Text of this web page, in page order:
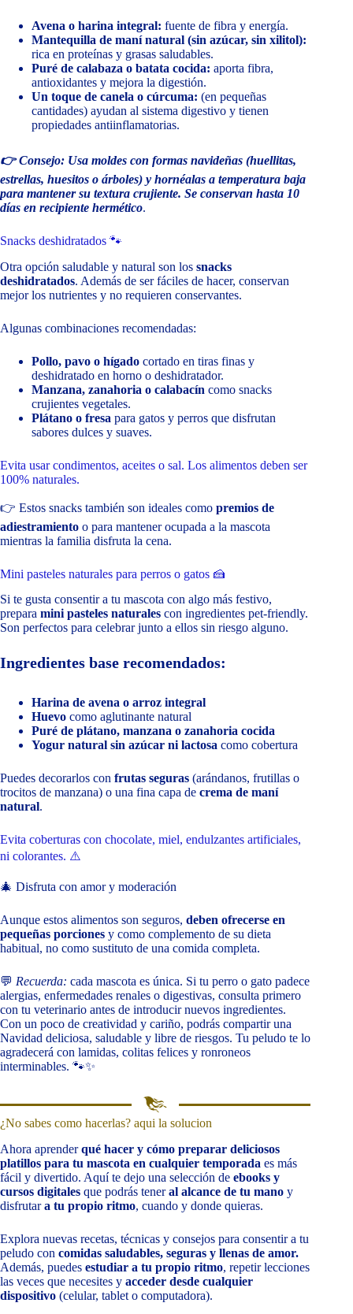
Avena o harina integral: fuente de fibra y energía.
Mantequilla de maní natural (sin azúcar, sin xilitol):
rica en proteínas y grasas saludables.
Puré de calabaza o batata cocida: aporta fibra,
antioxidantes y mejora la digestión.
Un toque de canela o cúrcuma: (en pequeñas
cantidades) ayudan al sistema digestivo y tienen
propiedades antiinflamatorias.
👉 Consejo: Usa moldes con formas navideñas (huellitas,
estrellas, huesitos o árboles) y hornéalas a temperatura baja
para mantener su textura crujiente. Se conservan hasta 10
días en recipiente hermético.
Snacks deshidratados 🐾
Otra opción saludable y natural son los snacks
deshidratados. Además de ser fáciles de hacer, conservan
mejor los nutrientes y no requieren conservantes.
Algunas combinaciones recomendadas:
Pollo, pavo o hígado cortado en tiras finas y
deshidratado en horno o deshidratador.
Manzana, zanahoria o calabacín como snacks
crujientes vegetales.
Plátano o fresa para gatos y perros que disfrutan
sabores dulces y suaves.
Evita usar condimentos, aceites o sal. Los alimentos deben ser
100% naturales.
👉 Estos snacks también son ideales como premios de
adiestramiento o para mantener ocupada a la mascota
mientras la familia disfruta la cena.
Mini pasteles naturales para perros o gatos 🍰
Si te gusta consentir a tu mascota con algo más festivo,
prepara mini pasteles naturales con ingredientes pet-friendly.
Son perfectos para celebrar junto a ellos sin riesgo alguno.
Ingredientes base recomendados:
Harina de avena o arroz integral
Huevo como aglutinante natural
Puré de plátano, manzana o zanahoria cocida
Yogur natural sin azúcar ni lactosa como cobertura
Puedes decorarlos con frutas seguras (arándanos, frutillas o
trocitos de manzana) o una fina capa de crema de maní
natural.
Evita coberturas con chocolate, miel, endulzantes artificiales,
ni colorantes. ⚠️
🎄 Disfruta con amor y moderación
Aunque estos alimentos son seguros, deben ofrecerse en
pequeñas porciones y como complemento de su dieta
habitual, no como sustituto de una comida completa.
💬 Recuerda: cada mascota es única. Si tu perro o gato padece
alergias, enfermedades renales o digestivas, consulta primero
con tu veterinario antes de introducir nuevos ingredientes.
Con un poco de creatividad y cariño, podrás compartir una
Navidad deliciosa, saludable y libre de riesgos. Tu peludo te lo
agradecerá con lamidas, colitas felices y ronroneos
interminables. 🐾✨
¿No sabes como hacerlas? aqui la solucion
Ahora aprenderqué hacer y cómo preparar deliciosos
platillos para tu mascota en cualquier temporada es más
fácil y divertido. Aquí te dejo una selección de ebooks y
cursos digitales que podrás teneral alcance de tu mano y
disfrutara tu propio ritmo, cuando y donde quieras.
Explora nuevas recetas, técnicas y consejos para consentir a tu
peludo con comidas saludables, seguras y llenas de amor.
Además, puedes estudiar a tu propio ritmo, repetir lecciones
las veces que necesites y acceder desde cualquier
dispositivo (celular, tablet o computadora).